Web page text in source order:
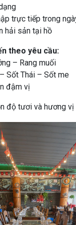
trực tiếp trong
hải sản tại hồ
theo yêu cầu:
– Rang muối
Sốt Thái – Sốt me
đậm vị
độ tươi và hương vị